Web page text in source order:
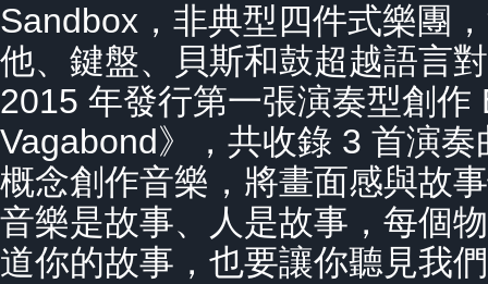
Sandbox，非典型四件式樂團
他、鍵盤、貝斯和鼓超越語言
2015 年發行第一張演奏型創作
Vagabond》，共收錄 3 首演
概念創作音樂，將畫面感與故
音樂是故事、人是故事，每個
道你的故事，也要讓你聽見我